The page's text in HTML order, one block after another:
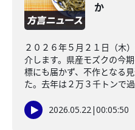
か
２０２６年５月２１日（木
介します。県産モズクの今
標にも届かず、不作となる
た。去年は２万３千トンで
2026.05.22|00:05:50